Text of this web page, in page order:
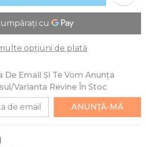
opțiuni de plată
De Email Și Te Vom Anunța
varianta Revine În Stoc
ANUNȚĂ-MĂ